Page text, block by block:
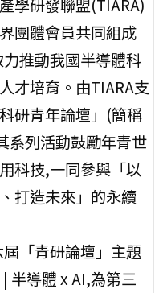
學研發聯盟(TIARA)
團體會員共同組成
推動我國半導體科
才培育。由TIARA支
研青年論壇」(簡稱
系列活動鼓勵年青世
科技,一同參與「以
打造未來」的永續
「青研論壇」主題
半導體 x AI,為第三